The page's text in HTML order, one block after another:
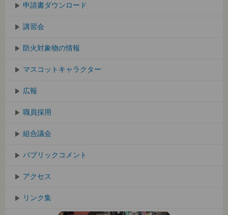
申請書ダウンロード
講習会
防火対象物の情報
マスコットキャラクター
広報
職員採用
組合議会
パブリックコメント
アクセス
リンク集